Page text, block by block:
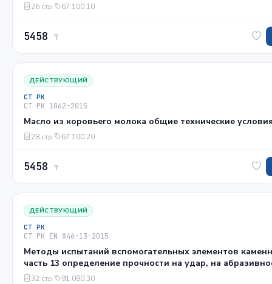
26 стр. 67.100.10
5458 ₸
ДЕЙСТВУЮЩИЙ
СТ РК
СТ РК 1062-2015
Масло из коровьего молока общие технические
28 стр. 67.100.20
5458 ₸
ДЕЙСТВУЮЩИЙ
СТ РК
СТ РК EN 846-13-2015
Методы испытаний вспомогательных элементов
часть 13 определение прочности на удар, на
воздействие и коррозию органических покрытий
32 стр. 91.080.30